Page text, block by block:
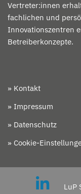
Vertreter:innen
fachlichen und
Innovationszentren
Betreiberkonzepte.
» Kontakt
» Impressum
» Datenschutz
» Cookie-
LuP